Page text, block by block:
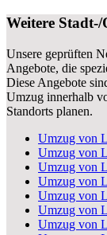
Weitere
Unsere geprüften
Angebote, die
Diese Angebote
Umzug innerhalb
Standorts planen.
Umzug von
Umzug von
Umzug von
Umzug von
Umzug von
Umzug von
Umzug von